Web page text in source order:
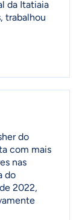
da Itatiaia
trabalhou
do
com mais
nas
do
2022,